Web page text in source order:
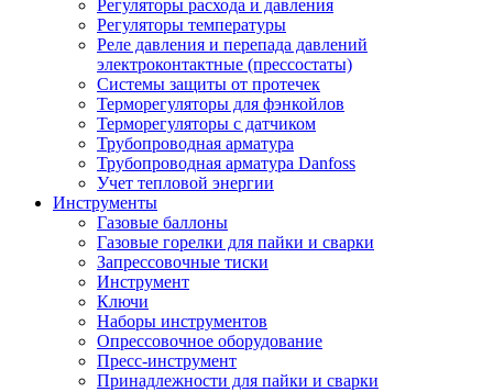
Регуляторы расхода и давления
Регуляторы температуры
Реле давления и перепада давлений
электроконтактные (прессостаты)
Системы защиты от протечек
Терморегуляторы для фэнкойлов
Терморегуляторы с датчиком
Трубопроводная арматура
Трубопроводная арматура Danfoss
Учет тепловой энергии
Инструменты
Газовые баллоны
Газовые горелки для пайки и сварки
Запрессовочные тиски
Инструмент
Ключи
Наборы инструментов
Опрессовочное оборудование
Пресс-инструмент
Принадлежности для пайки и сварки